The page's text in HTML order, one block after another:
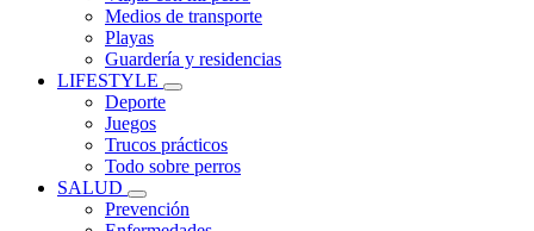
Medios de transporte
Playas
Guardería y residencias
LIFESTYLE
Deporte
Juegos
Trucos prácticos
Todo sobre perros
SALUD
Prevención